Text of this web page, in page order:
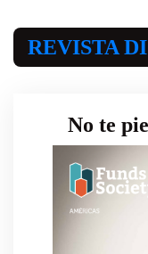
REVISTA
No te